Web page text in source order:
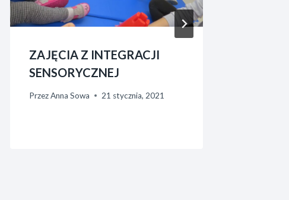
ZAJĘCIA Z INTEGRACJI
SENSORYCZNEJ
Przez Anna Sowa 21 stycznia, 2021